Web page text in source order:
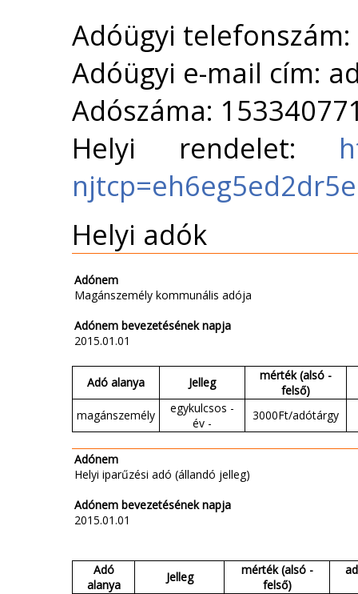
Adóügyi
Adóügyi e-mail cím:
Adószáma:
Helyi rendelet:
Helyi adók
Adónem
Magánszemély kommunális adója
Adónem bevezetésének napja
2015.01.01
Adó alanya Jelleg
mérték (alsó -
felső)
magánszemély
egykulcsos -
év -
3000Ft/adótárgy
Adónem
Helyi iparűzési adó (állandó jelleg)
Adónem bevezetésének napja
2015.01.01
Adó
alanya
Jelleg
mérték (alsó -
felső)